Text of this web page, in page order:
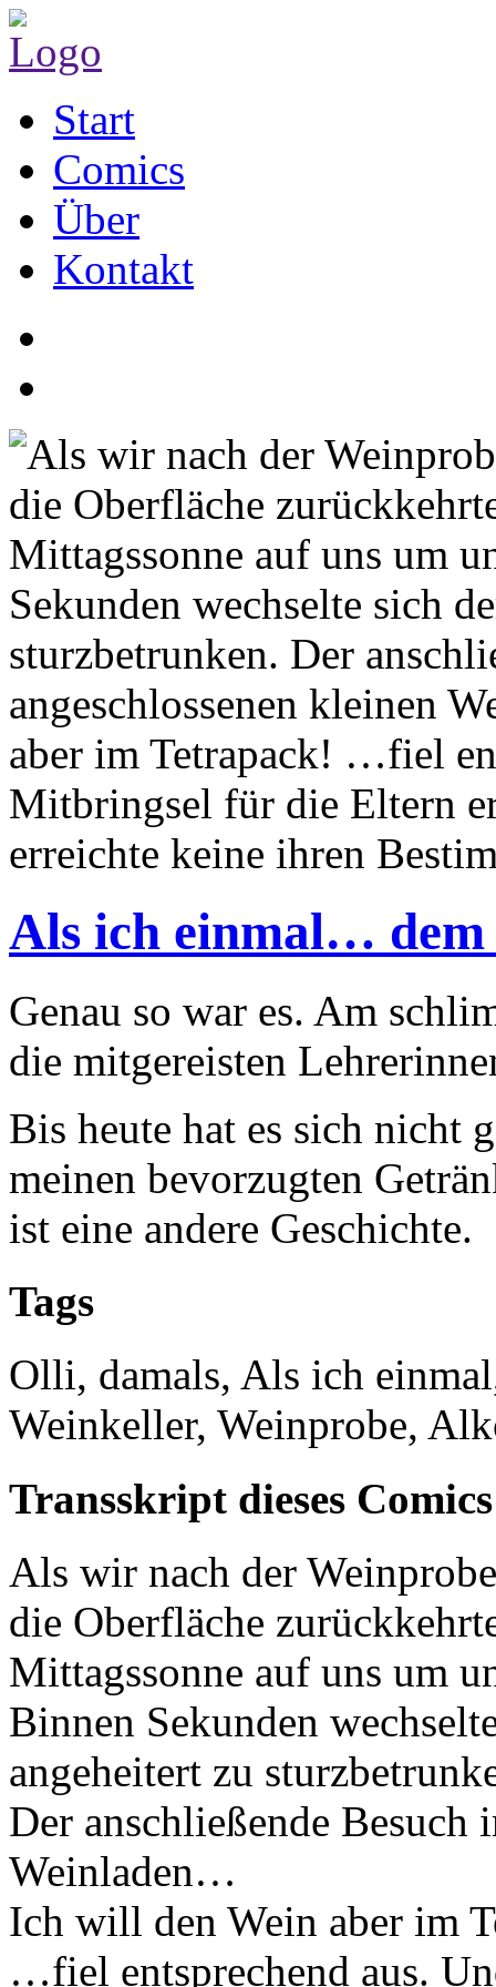
Start
Comics
Über
Kontakt
Als ich einmal… dem
Genau so war es. Am
die mitgereisten
Bis heute hat es sich nicht
meinen bevorzugten
ist eine andere Geschichte.
Tags
Olli, damals, Als ich
Weinkeller, Weinprobe,
Transskript dieses Comics
Als wir nach der
die Oberfläche
Mittagssonne auf uns um
Binnen Sekunden
angeheitert zu
Der anschließende Besuch
Weinladen…
Ich will den Wein aber im
…fiel entsprechend aus.